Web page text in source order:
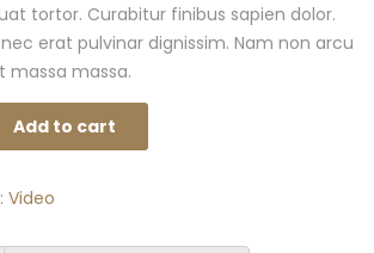
tortor. Curabitur finibus sapien dolor.
erat pulvinar dignissim. Nam non arcu
massa massa.
Add to cart
Video